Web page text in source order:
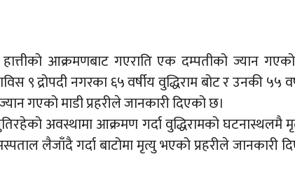
हात्तीको आक्रमणबाट गएराति एक दम्पतीको ज्यान
९ द्रोपदी नगरका ६५ वर्षीय वुद्धिराम बोट र उनकी ५५
गएको माडी प्रहरीले जानकारी दिएको छ।
अवस्थामा आक्रमण गर्दा वुद्धिरामको घटनास्थलमै
लैजाँदै गर्दा बाटोमा मृत्यु भएको प्रहरीले जानकारी